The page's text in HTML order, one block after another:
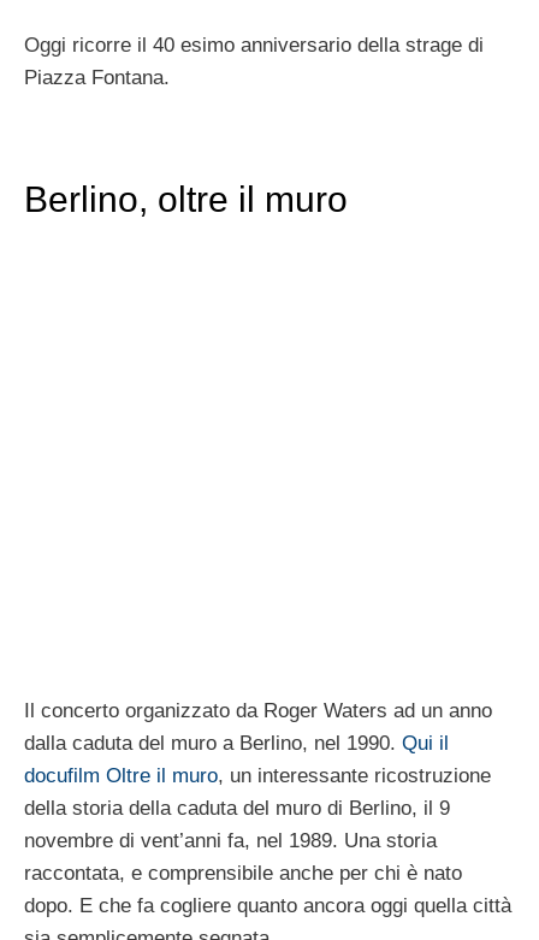
Oggi ricorre il 40 esimo anniversario della strage di
Piazza Fontana.
Berlino, oltre il muro
Il concerto organizzato da Roger Waters ad un anno
dalla caduta del muro a Berlino, nel 1990. Qui il
docufilm Oltre il muro, un interessante ricostruzione
della storia della caduta del muro di Berlino, il 9
novembre di vent’anni fa, nel 1989. Una storia
raccontata, e comprensibile anche per chi è nato
dopo. E che fa cogliere quanto ancora oggi quella città